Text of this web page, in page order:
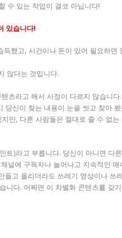
수 있는 작업이 결코 아닙니다!
있습니다!
했고, 시간이나 돈이 있어 필요하면
않다는 것입니다.
츠라고 해서 사정이 다르지 않습니
신이 찾는 내용이 눈을 씻고 찾아
만, 다른 사람들은 절대로 줄 수 없
)라고 부릅니다. 당신이 아니면 다
널에 구독자나 늘어나고 지속적인
고 올리더라도 쓰레기 영상이나 쓰
니다. 어쩌면 이 차별화 콘텐츠를 갖